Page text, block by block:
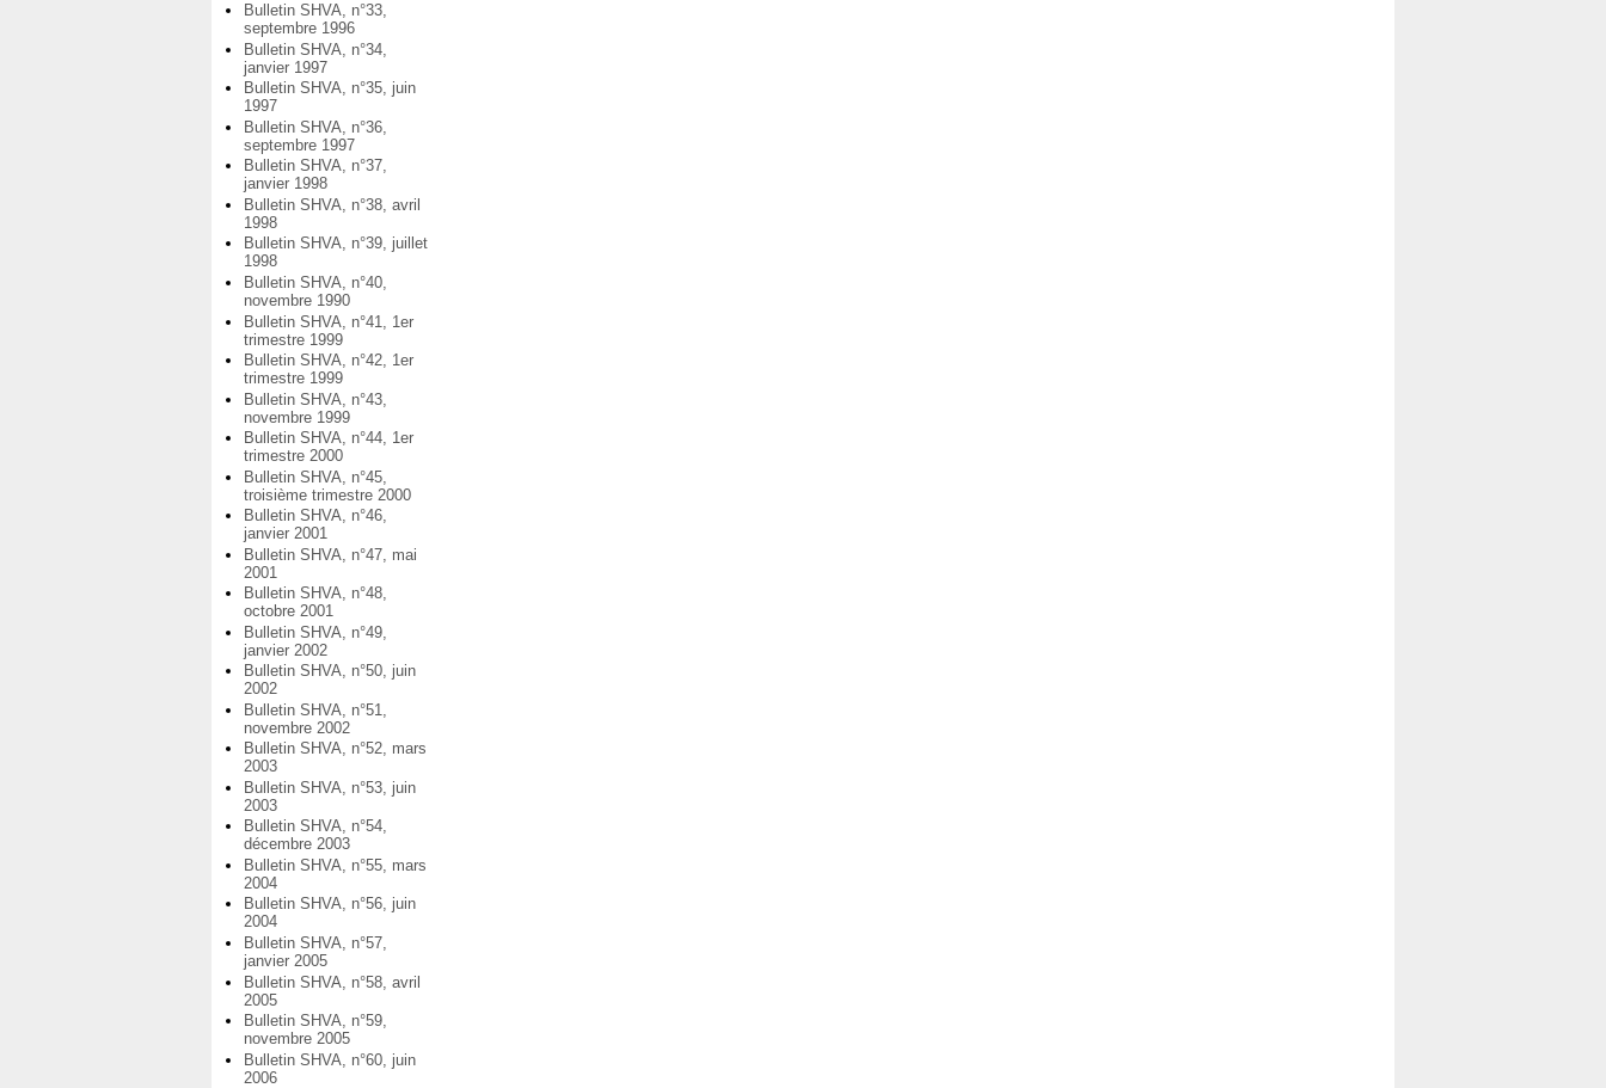
Bulletin SHVA, n°33,
septembre 1996
Bulletin SHVA, n°34,
janvier 1997
Bulletin SHVA, n°35, juin
1997
Bulletin SHVA, n°36,
septembre 1997
Bulletin SHVA, n°37,
janvier 1998
Bulletin SHVA, n°38, avril
1998
Bulletin SHVA, n°39, juillet
1998
Bulletin SHVA, n°40,
novembre 1990
Bulletin SHVA, n°41, 1er
trimestre 1999
Bulletin SHVA, n°42, 1er
trimestre 1999
Bulletin SHVA, n°43,
novembre 1999
Bulletin SHVA, n°44, 1er
trimestre 2000
Bulletin SHVA, n°45,
troisième trimestre 2000
Bulletin SHVA, n°46,
janvier 2001
Bulletin SHVA, n°47, mai
2001
Bulletin SHVA, n°48,
octobre 2001
Bulletin SHVA, n°49,
janvier 2002
Bulletin SHVA, n°50, juin
2002
Bulletin SHVA, n°51,
novembre 2002
Bulletin SHVA, n°52, mars
2003
Bulletin SHVA, n°53, juin
2003
Bulletin SHVA, n°54,
décembre 2003
Bulletin SHVA, n°55, mars
2004
Bulletin SHVA, n°56, juin
2004
Bulletin SHVA, n°57,
janvier 2005
Bulletin SHVA, n°58, avril
2005
Bulletin SHVA, n°59,
novembre 2005
Bulletin SHVA, n°60, juin
2006